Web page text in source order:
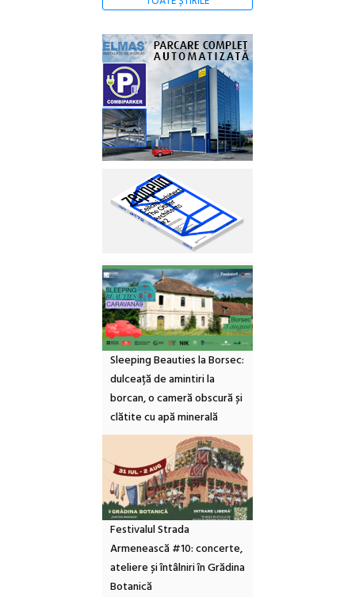
Sleeping Beauties la Borsec:
dulceață de amintiri la
borcan, o cameră obscură și
clătite cu apă minerală
Festivalul Strada
Armenească #10: concerte,
ateliere și întâlniri în Grădina
Botanică